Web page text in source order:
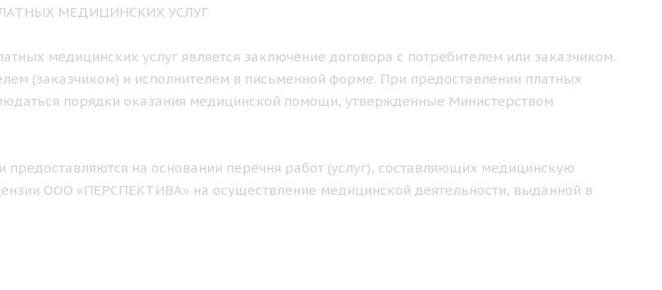
МЕДИЦИНСКИХ УСЛУГ
медицинских услуг является заключение договора с потребителем или заказчиком.
(заказчиком) и исполнителем в письменной форме. При предоставлении платных
порядки оказания медицинской помощи, утвержденные Министерством
предоставляются на основании перечня работ (услуг), составляющих медицинскую
ООО «ПЕРСПЕКТИВА» на осуществление медицинской деятельности, выданной в